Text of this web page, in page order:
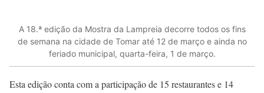
A 18.ª edição da Mostra da Lampreia decorre todos os fins
de semana na cidade de Tomar até 12 de março e ainda no
feriado municipal, quarta-feira, 1 de março.
Esta edição conta com a participação de 15 restaurantes e 14